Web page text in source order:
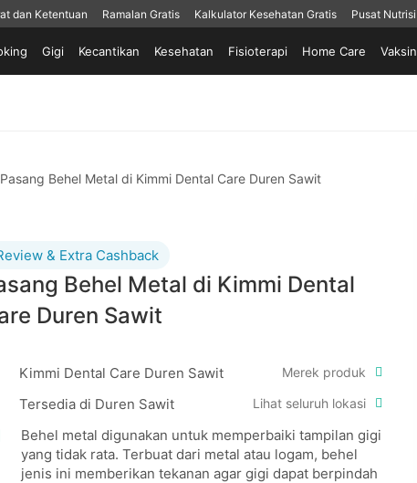
dan Ketentuan Ramalan Gratis Kalkulator Kesehatan Gratis Pusat Nutrisi
Gigi Kecantikan Kesehatan Fisioterapi Home Care Vaksin
Pasang Behel Metal di Kimmi Dental Care Duren Sawit
& Extra Cashback
Behel Metal di Kimmi Dental
Duren Sawit
Kimmi Dental Care Duren Sawit Merek produk
Tersedia di Duren Sawit Lihat seluruh lokasi
Behel metal digunakan untuk memperbaiki tampilan gigi
yang tidak rata. Terbuat dari metal atau logam, behel
jenis ini memberikan tekanan agar gigi dapat berpindah